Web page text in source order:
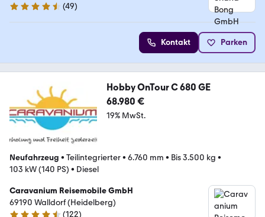
4.5 Sterne
(49)
Kontakt Parken
Hobby OnTour C 680 GE
68.980 €
19% MwSt.
Neufahrzeug • Teilintegrierter• 6.760 mm • Bis 3.500 kg •
103 kW (140 PS) • Diesel
Caravanium Reisemobile GmbH
69190 Walldorf (Heidelberg)
(122)